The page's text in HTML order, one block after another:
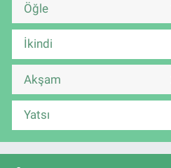
Öğle
İkindi
Akşam
Yatsı